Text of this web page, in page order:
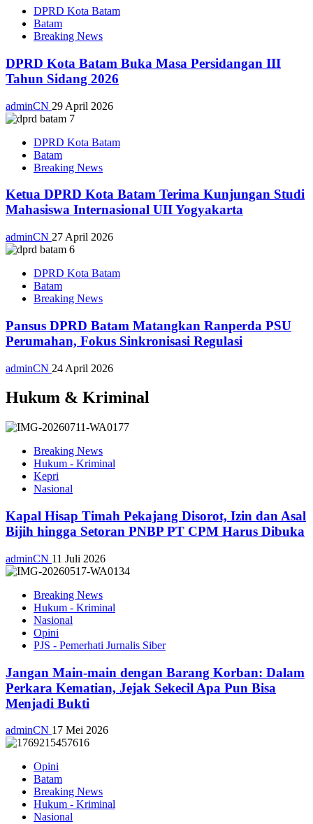
DPRD Kota Batam
Batam
Breaking News
DPRD Kota Batam Buka Masa Persidangan III
Tahun Sidang 2026
adminCN 29 April 2026
DPRD Kota Batam
Batam
Breaking News
Ketua DPRD Kota Batam Terima Kunjungan Studi
Mahasiswa Internasional UII Yogyakarta
adminCN 27 April 2026
DPRD Kota Batam
Batam
Breaking News
Pansus DPRD Batam Matangkan Ranperda PSU
Perumahan, Fokus Sinkronisasi Regulasi
adminCN 24 April 2026
Hukum & Kriminal
Breaking News
Hukum - Kriminal
Kepri
Nasional
Kapal Hisap Timah Pekajang Disorot, Izin dan Asal
Bijih hingga Setoran PNBP PT CPM Harus Dibuka
adminCN 11 Juli 2026
Breaking News
Hukum - Kriminal
Nasional
Opini
PJS - Pemerhati Jurnalis Siber
Jangan Main-main dengan Barang Korban: Dalam
Perkara Kematian, Jejak Sekecil Apa Pun Bisa
Menjadi Bukti
adminCN 17 Mei 2026
Opini
Batam
Breaking News
Hukum - Kriminal
Nasional